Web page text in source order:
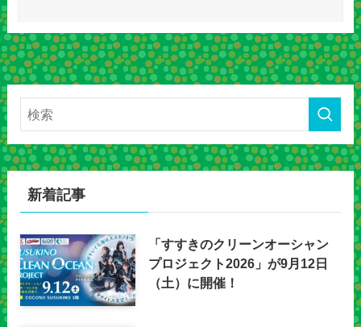
新着記事
「すすきのクリーンオーシャン
プロジェクト2026」が9月12日
（土）に開催！